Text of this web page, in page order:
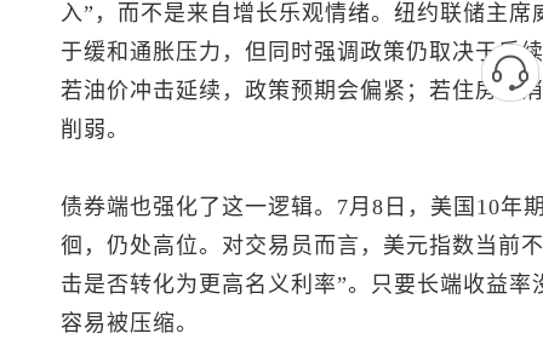
入”，而不是来自增长乐观情绪。纽约联储主
于缓和通胀压力，但同时强调政策仍取决于后
若油价冲击延续，政策预期会偏紧；若住房和
削弱。
债券端也强化了这一逻辑。7月8日，美国10年
徊，仍处高位。对交易员而言， 美元指数 当前
击是否转化为更高名义利率”。只要长端收益率
容易被压缩。